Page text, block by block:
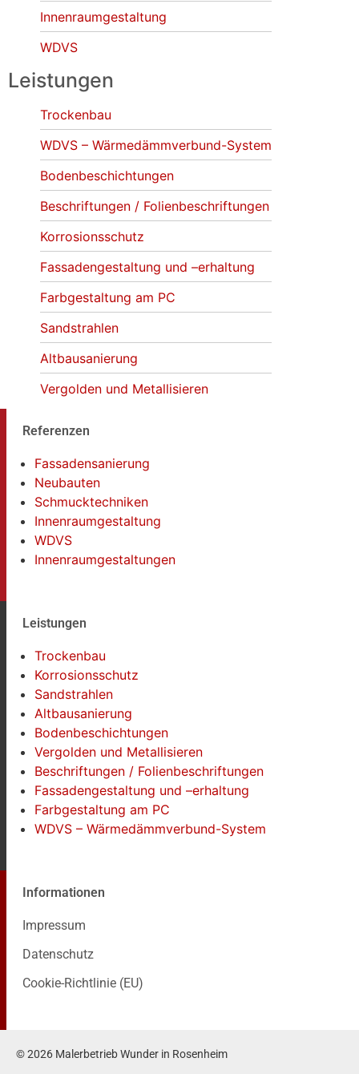
Innenraumgestaltung
WDVS
Leistungen
Trockenbau
WDVS – Wärmedämmverbund-System
Bodenbeschichtungen
Beschriftungen / Folienbeschriftungen
Korrosionsschutz
Fassadengestaltung und –erhaltung
Farbgestaltung am PC
Sandstrahlen
Altbausanierung
Vergolden und Metallisieren
Referenzen
Fassadensanierung
Neubauten
Schmucktechniken
Innenraumgestaltung
WDVS
Innenraumgestaltungen
Leistungen
Trockenbau
Korrosionsschutz
Sandstrahlen
Altbausanierung
Bodenbeschichtungen
Vergolden und Metallisieren
Beschriftungen / Folienbeschriftungen
Fassadengestaltung und –erhaltung
Farbgestaltung am PC
WDVS – Wärmedämmverbund-System
Informationen
Impressum
Datenschutz
Cookie-Richtlinie (EU)
© 2026 Malerbetrieb Wunder in Rosenheim